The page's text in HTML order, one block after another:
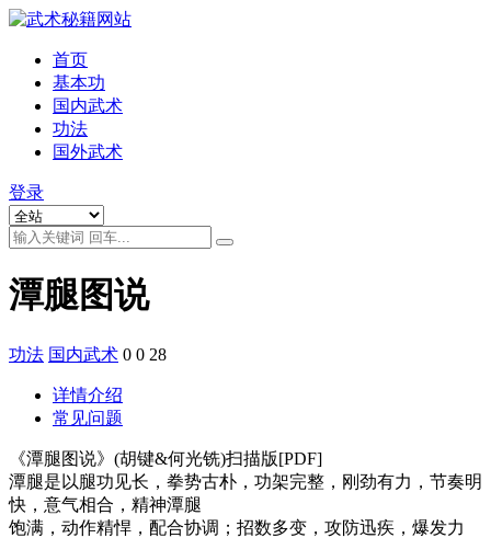
首页
基本功
国内武术
功法
国外武术
登录
潭腿图说
功法 国内武术 0 0 28
详情介绍
常见问题
《潭腿图说》(胡键&何光铣)扫描版[PDF]
潭腿是以腿功见长，拳势古朴，功架完整，刚劲有力，节奏明
快，意气相合，精神潭腿
饱满，动作精悍，配合协调；招数多变，攻防迅疾，爆发力